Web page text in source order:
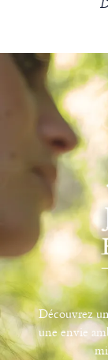
Découvrez
une envie